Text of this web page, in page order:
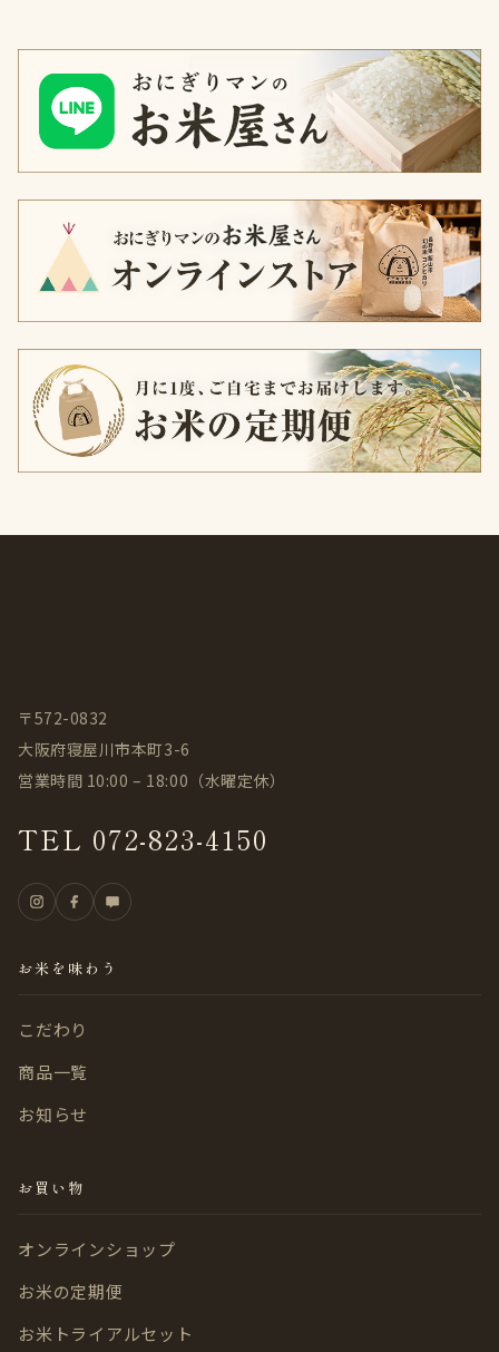
〒572-0832
大阪府寝屋川市本町3-6
営業時間 10:00 – 18:00（水曜定休）
TEL 072-823-4150
お米を味わう
こだわり
商品一覧
お知らせ
お買い物
オンラインショップ
お米の定期便
お米トライアルセット